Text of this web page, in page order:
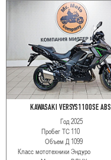
KAWASAKI VERSYS1100SE ABS
Год2025
Пробег ТС 110
Объем Д 1099
Класс мототехникиЭндуро